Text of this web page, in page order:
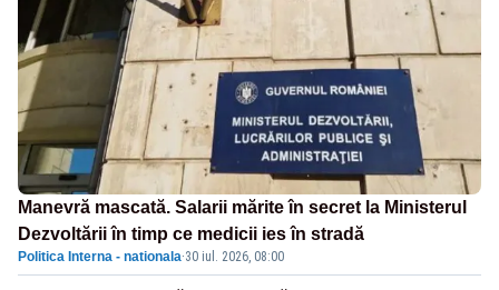
Manevră mascată. Salarii mărite în secret la Ministerul
Dezvoltării în timp ce medicii ies în stradă
Politica Interna - nationala·30 iul. 2026, 08:00